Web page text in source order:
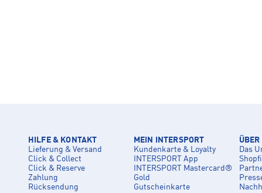
HILFE & KONTAKT
Lieferung & Versand
Click & Collect
Click & Reserve
Zahlung
Rücksendung
MEIN INTERSPORT
Kundenkarte & Loyalty
INTERSPORT App
INTERSPORT Mastercard®
Gold
Gutscheinkarte
ÜBER
Das